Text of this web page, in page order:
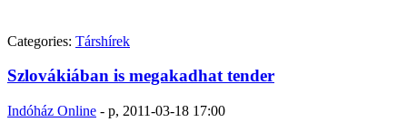
Categories: Társhírek
Szlovákiában is megakadhat tender
Indóház Online - p, 2011-03-18 17:00